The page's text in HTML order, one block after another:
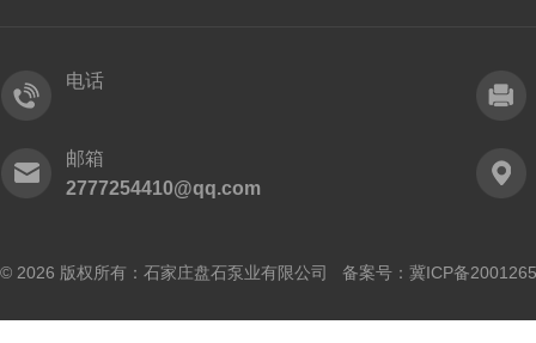
电话
邮箱
2777254410@qq.com
© 2026 版权所有：石家庄盘石泵业有限公司 备案号： 冀ICP备